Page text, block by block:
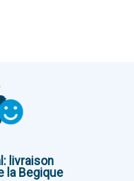
livraison
la Begique